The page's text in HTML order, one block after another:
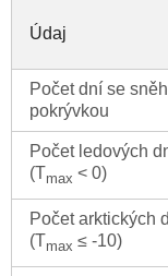
Údaj
Počet dní se
pokrývkou
Počet ledových
(Tmax < 0)
Počet arktických
(Tmax ≤ -10)